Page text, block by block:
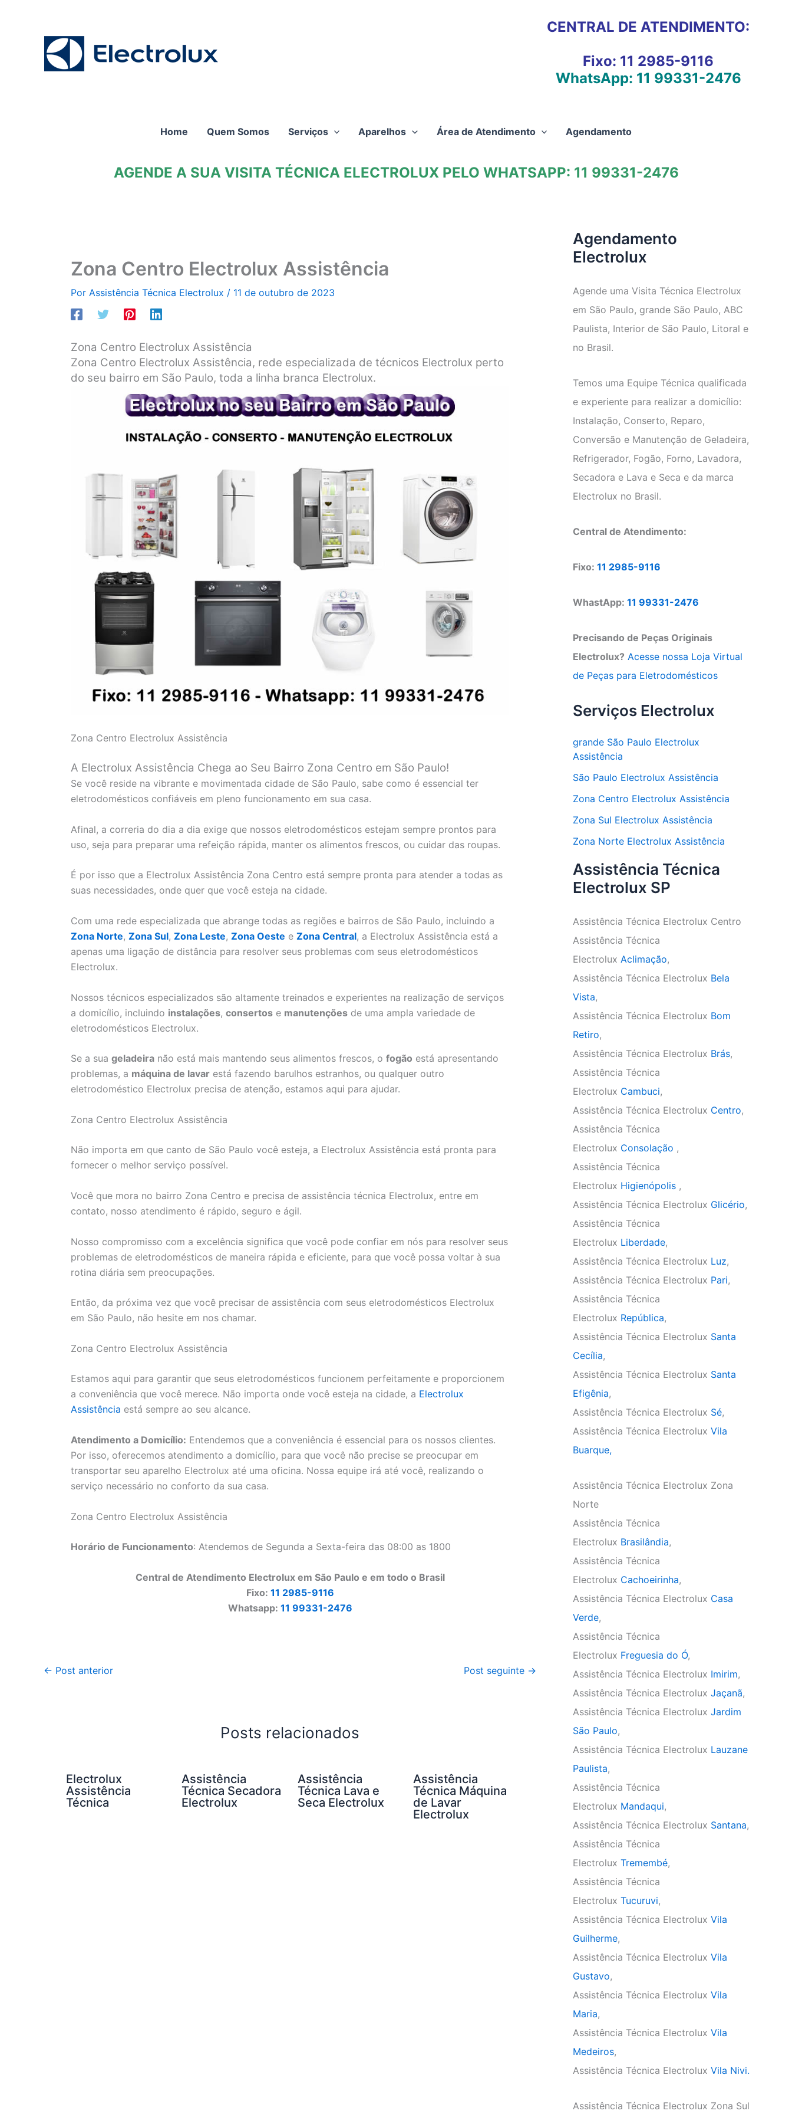
CENTRAL DE ATENDIMENTO:
Fixo: 11 2985-9116
WhatsApp: 11 99331-2476
Home Quem Somos Serviços Aparelhos Área de Atendimento Agendamento
AGENDE A SUA VISITA TÉCNICA ELECTROLUX PELO WHATSAPP: 11 99331-2476
Zona Centro Electrolux Assistência
Por Assistência Técnica Electrolux / 11 de outubro de 2023
Zona Centro Electrolux Assistência
Zona Centro Electrolux Assistência, rede especializada de técnicos Electrolux perto
do seu bairro em São Paulo, toda a linha branca Electrolux.
Zona Centro Electrolux Assistência
A Electrolux Assistência Chega ao Seu Bairro Zona Centro em São Paulo!
Se você reside na vibrante e movimentada cidade de São Paulo, sabe como é essencial ter
eletrodomésticos confiáveis em pleno funcionamento em sua casa.
Afinal, a correria do dia a dia exige que nossos eletrodomésticos estejam sempre prontos para
uso, seja para preparar uma refeição rápida, manter os alimentos frescos, ou cuidar das roupas.
É por isso que a Electrolux Assistência Zona Centro está sempre pronta para atender a todas as
suas necessidades, onde quer que você esteja na cidade.
Com uma rede especializada que abrange todas as regiões e bairros de São Paulo, incluindo a
Zona Norte, Zona Sul, Zona Leste, Zona Oeste e Zona Central, a Electrolux Assistência está a
apenas uma ligação de distância para resolver seus problemas com seus eletrodomésticos
Electrolux.
Nossos técnicos especializados são altamente treinados e experientes na realização de serviços
a domicílio, incluindo instalações, consertos e manutenções de uma ampla variedade de
eletrodomésticos Electrolux.
Se a sua geladeira não está mais mantendo seus alimentos frescos, o fogão está apresentando
problemas, a máquina de lavar está fazendo barulhos estranhos, ou qualquer outro
eletrodoméstico Electrolux precisa de atenção, estamos aqui para ajudar.
Zona Centro Electrolux Assistência
Não importa em que canto de São Paulo você esteja, a Electrolux Assistência está pronta para
fornecer o melhor serviço possível.
Você que mora no bairro Zona Centro e precisa de assistência técnica Electrolux, entre em
contato, nosso atendimento é rápido, seguro e ágil.
Nosso compromisso com a excelência significa que você pode confiar em nós para resolver seus
problemas de eletrodomésticos de maneira rápida e eficiente, para que você possa voltar à sua
rotina diária sem preocupações.
Então, da próxima vez que você precisar de assistência com seus eletrodomésticos Electrolux
em São Paulo, não hesite em nos chamar.
Zona Centro Electrolux Assistência
Estamos aqui para garantir que seus eletrodomésticos funcionem perfeitamente e proporcionem
a conveniência que você merece. Não importa onde você esteja na cidade, a Electrolux
Assistência está sempre ao seu alcance.
Atendimento a Domicílio: Entendemos que a conveniência é essencial para os nossos clientes.
Por isso, oferecemos atendimento a domicílio, para que você não precise se preocupar em
transportar seu aparelho Electrolux até uma oficina. Nossa equipe irá até você, realizando o
serviço necessário no conforto da sua casa.
Zona Centro Electrolux Assistência
Horário de Funcionamento: Atendemos de Segunda a Sexta-feira das 08:00 as 1800
Central de Atendimento Electrolux em São Paulo e em todo o Brasil
Fixo: 11 2985-9116
Whatsapp: 11 99331-2476
← Post anterior Post seguinte →
Posts relacionados
Electrolux
Assistência
Técnica
Assistência
Técnica Secadora
Electrolux
Assistência
Técnica Lava e
Seca Electrolux
Assistência
Técnica Máquina
de Lavar
Electrolux
Agendamento
Electrolux
Agende uma Visita Técnica Electrolux
em São Paulo, grande São Paulo, ABC
Paulista, Interior de São Paulo, Litoral e
no Brasil.
Temos uma Equipe Técnica qualificada
e experiente para realizar a domicílio:
Instalação, Conserto, Reparo,
Conversão e Manutenção de Geladeira,
Refrigerador, Fogão, Forno, Lavadora,
Secadora e Lava e Seca e da marca
Electrolux no Brasil.
Central de Atendimento:
Fixo: 11 2985-9116
WhastApp: 11 99331-2476
Precisando de Peças Originais
Electrolux? Acesse nossa Loja Virtual
de Peças para Eletrodomésticos
Serviços Electrolux
grande São Paulo Electrolux
Assistência
São Paulo Electrolux Assistência
Zona Centro Electrolux Assistência
Zona Sul Electrolux Assistência
Zona Norte Electrolux Assistência
Assistência Técnica
Electrolux SP
Assistência Técnica Electrolux Centro
Assistência Técnica
Electrolux Aclimação,
Assistência Técnica Electrolux Bela
Vista,
Assistência Técnica Electrolux Bom
Retiro,
Assistência Técnica Electrolux Brás,
Assistência Técnica
Electrolux Cambuci,
Assistência Técnica Electrolux Centro,
Assistência Técnica
Electrolux Consolação ,
Assistência Técnica
Electrolux Higienópolis ,
Assistência Técnica Electrolux Glicério,
Assistência Técnica
Electrolux Liberdade,
Assistência Técnica Electrolux Luz,
Assistência Técnica Electrolux Pari,
Assistência Técnica
Electrolux República,
Assistência Técnica Electrolux Santa
Cecília,
Assistência Técnica Electrolux Santa
Efigênia,
Assistência Técnica Electrolux Sé,
Assistência Técnica Electrolux Vila
Buarque,
Assistência Técnica Electrolux Zona
Norte
Assistência Técnica
Electrolux Brasilândia,
Assistência Técnica
Electrolux Cachoeirinha,
Assistência Técnica Electrolux Casa
Verde,
Assistência Técnica
Electrolux Freguesia do Ó,
Assistência Técnica Electrolux Imirim,
Assistência Técnica Electrolux Jaçanã,
Assistência Técnica Electrolux Jardim
São Paulo,
Assistência Técnica Electrolux Lauzane
Paulista,
Assistência Técnica
Electrolux Mandaqui,
Assistência Técnica Electrolux Santana,
Assistência Técnica
Electrolux Tremembé,
Assistência Técnica
Electrolux Tucuruvi,
Assistência Técnica Electrolux Vila
Guilherme,
Assistência Técnica Electrolux Vila
Gustavo,
Assistência Técnica Electrolux Vila
Maria,
Assistência Técnica Electrolux Vila
Medeiros,
Assistência Técnica Electrolux Vila Nivi.
Assistência Técnica Electrolux Zona Sul